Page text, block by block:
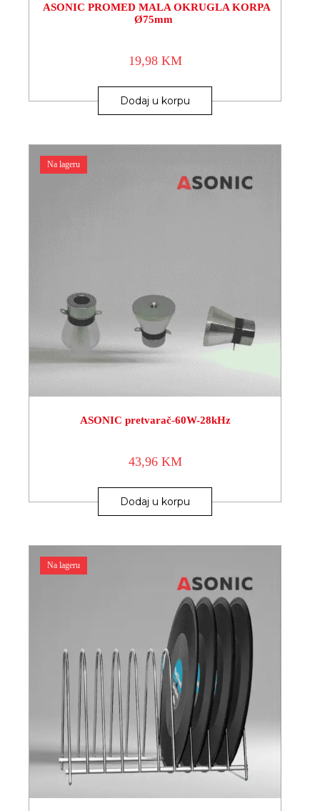
ASONIC PROMED MALA OKRUGLA KORPA
Ø75mm
19,98 KM
Dodaj u korpu
Na lageru
ASONIC pretvarač-60W-28kHz
43,96 KM
Dodaj u korpu
Na lageru